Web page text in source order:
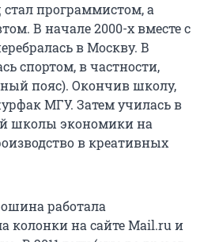
стал программистом, а
В начале 2000-х вместе с
в Москву. В
спортом, в частности,
пояс). Окончив школу,
МГУ. Затем училась в
школы экономики на
в креативных
работала
колонки на сайте Mail.ru и